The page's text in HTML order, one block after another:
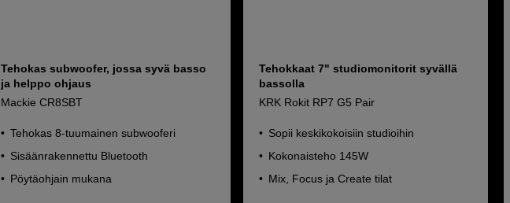
Tehokas subwoofer, jossa syvä basso
ja helppo ohjaus
Mackie CR8SBT
Tehokas 8-tuumainen subwooferi
Sisäänrakennettu Bluetooth
Pöytäohjain mukana
Tehokkaat 7" studiomonitorit syvällä
bassolla
KRK Rokit RP7 G5 Pair
Sopii keskikokoisiin studioihin
Kokonaisteho 145W
Mix, Focus ja Create tilat